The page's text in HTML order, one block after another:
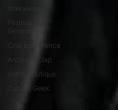
Interviews
Festival de
Gérardmer
Ciné conférence
Archives Clap
Vente Boutique
Culture Geek